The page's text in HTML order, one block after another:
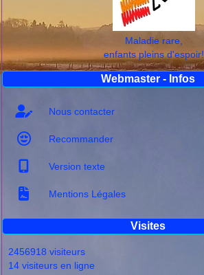
Maladie rare,
enfants pleins d'espoir!
Webmaster - Infos
Nous contacter
Recommander
Version texte
Mentions Légales
Visites
2456918 visiteurs
14 visiteurs en ligne